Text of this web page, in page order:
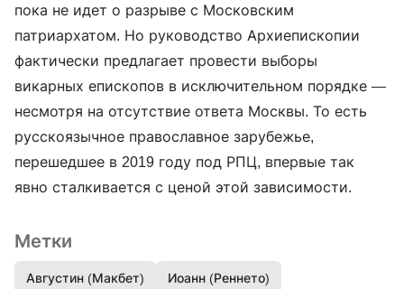
пока не идет о разрыве с Московским
патриархатом. Но руководство Архиепископии
фактически предлагает провести выборы
викарных епископов в исключительном порядке —
несмотря на отсутствие ответа Москвы. То есть
русскоязычное православное зарубежье,
перешедшее в 2019 году под РПЦ, впервые так
явно сталкивается с ценой этой зависимости.
Метки
Августин (Макбет) Иоанн (Реннето)